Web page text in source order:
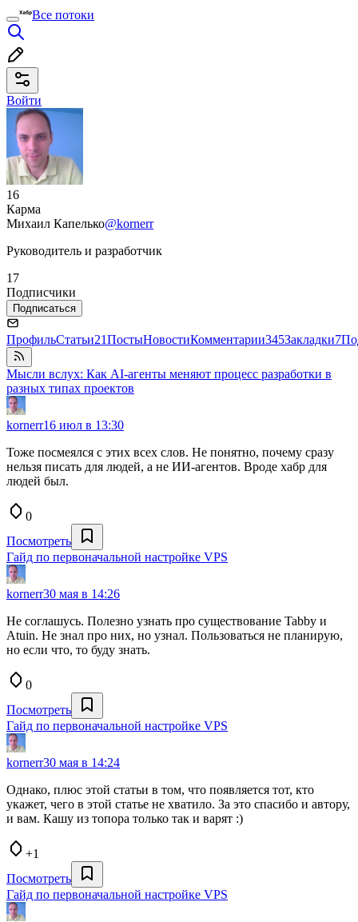
Все потоки
Войти
16
Карма
Михаил Капелько@kornerr
Руководитель и разработчик
17
Подписчики
Подписаться
ПрофильСтатьи21ПостыНовостиКомментарии345Закладки7
Мысли вслух: Как AI-агенты меняют процесс разработки в
разных типах проектов
kornerr16 июл в 13:30
Тоже посмеялся с этих всех слов. Не понятно, почему сразу
нельзя писать для людей, а не ИИ-агентов. Вроде хабр для
людей был.
0
Посмотреть
Гайд по первоначальной настройке VPS
kornerr30 мая в 14:26
Не соглашусь. Полезно узнать про существование Tabby и
Atuin. Не знал про них, но узнал. Пользоваться не планирую,
но если что, то буду знать.
0
Посмотреть
Гайд по первоначальной настройке VPS
kornerr30 мая в 14:24
Однако, плюс этой статьи в том, что появляется тот, кто
укажет, чего в этой статье не хватило. За это спасибо и автору,
и вам. Кашу из топора только так и варят :)
+1
Посмотреть
Гайд по первоначальной настройке VPS